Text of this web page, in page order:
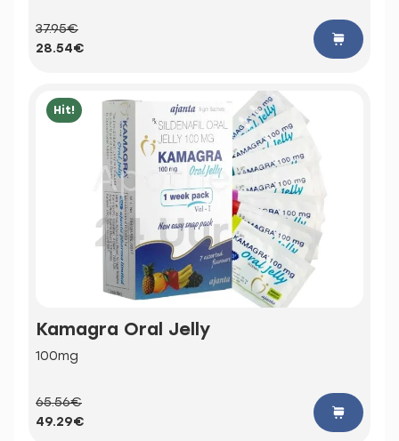
37.95€
28.54€
Hit!
Kamagra Oral Jelly
100mg
65.56€
49.29€